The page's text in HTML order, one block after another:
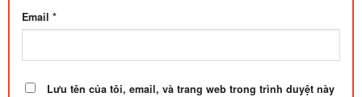
Email *
Lưu tên của tôi, email, và trang web trong trình duyệt này